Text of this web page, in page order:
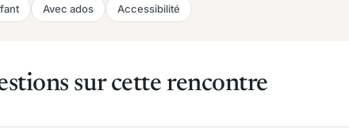
Avec ados Accessibilité
sur cette rencontre